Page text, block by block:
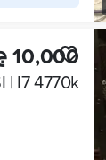
10,000 ج.م
| I7 4770k